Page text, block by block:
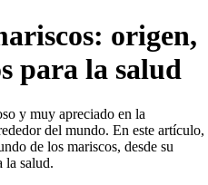
origen,
para la salud
y muy apreciado en la
del mundo. En este artículo,
de los mariscos, desde su
la salud.